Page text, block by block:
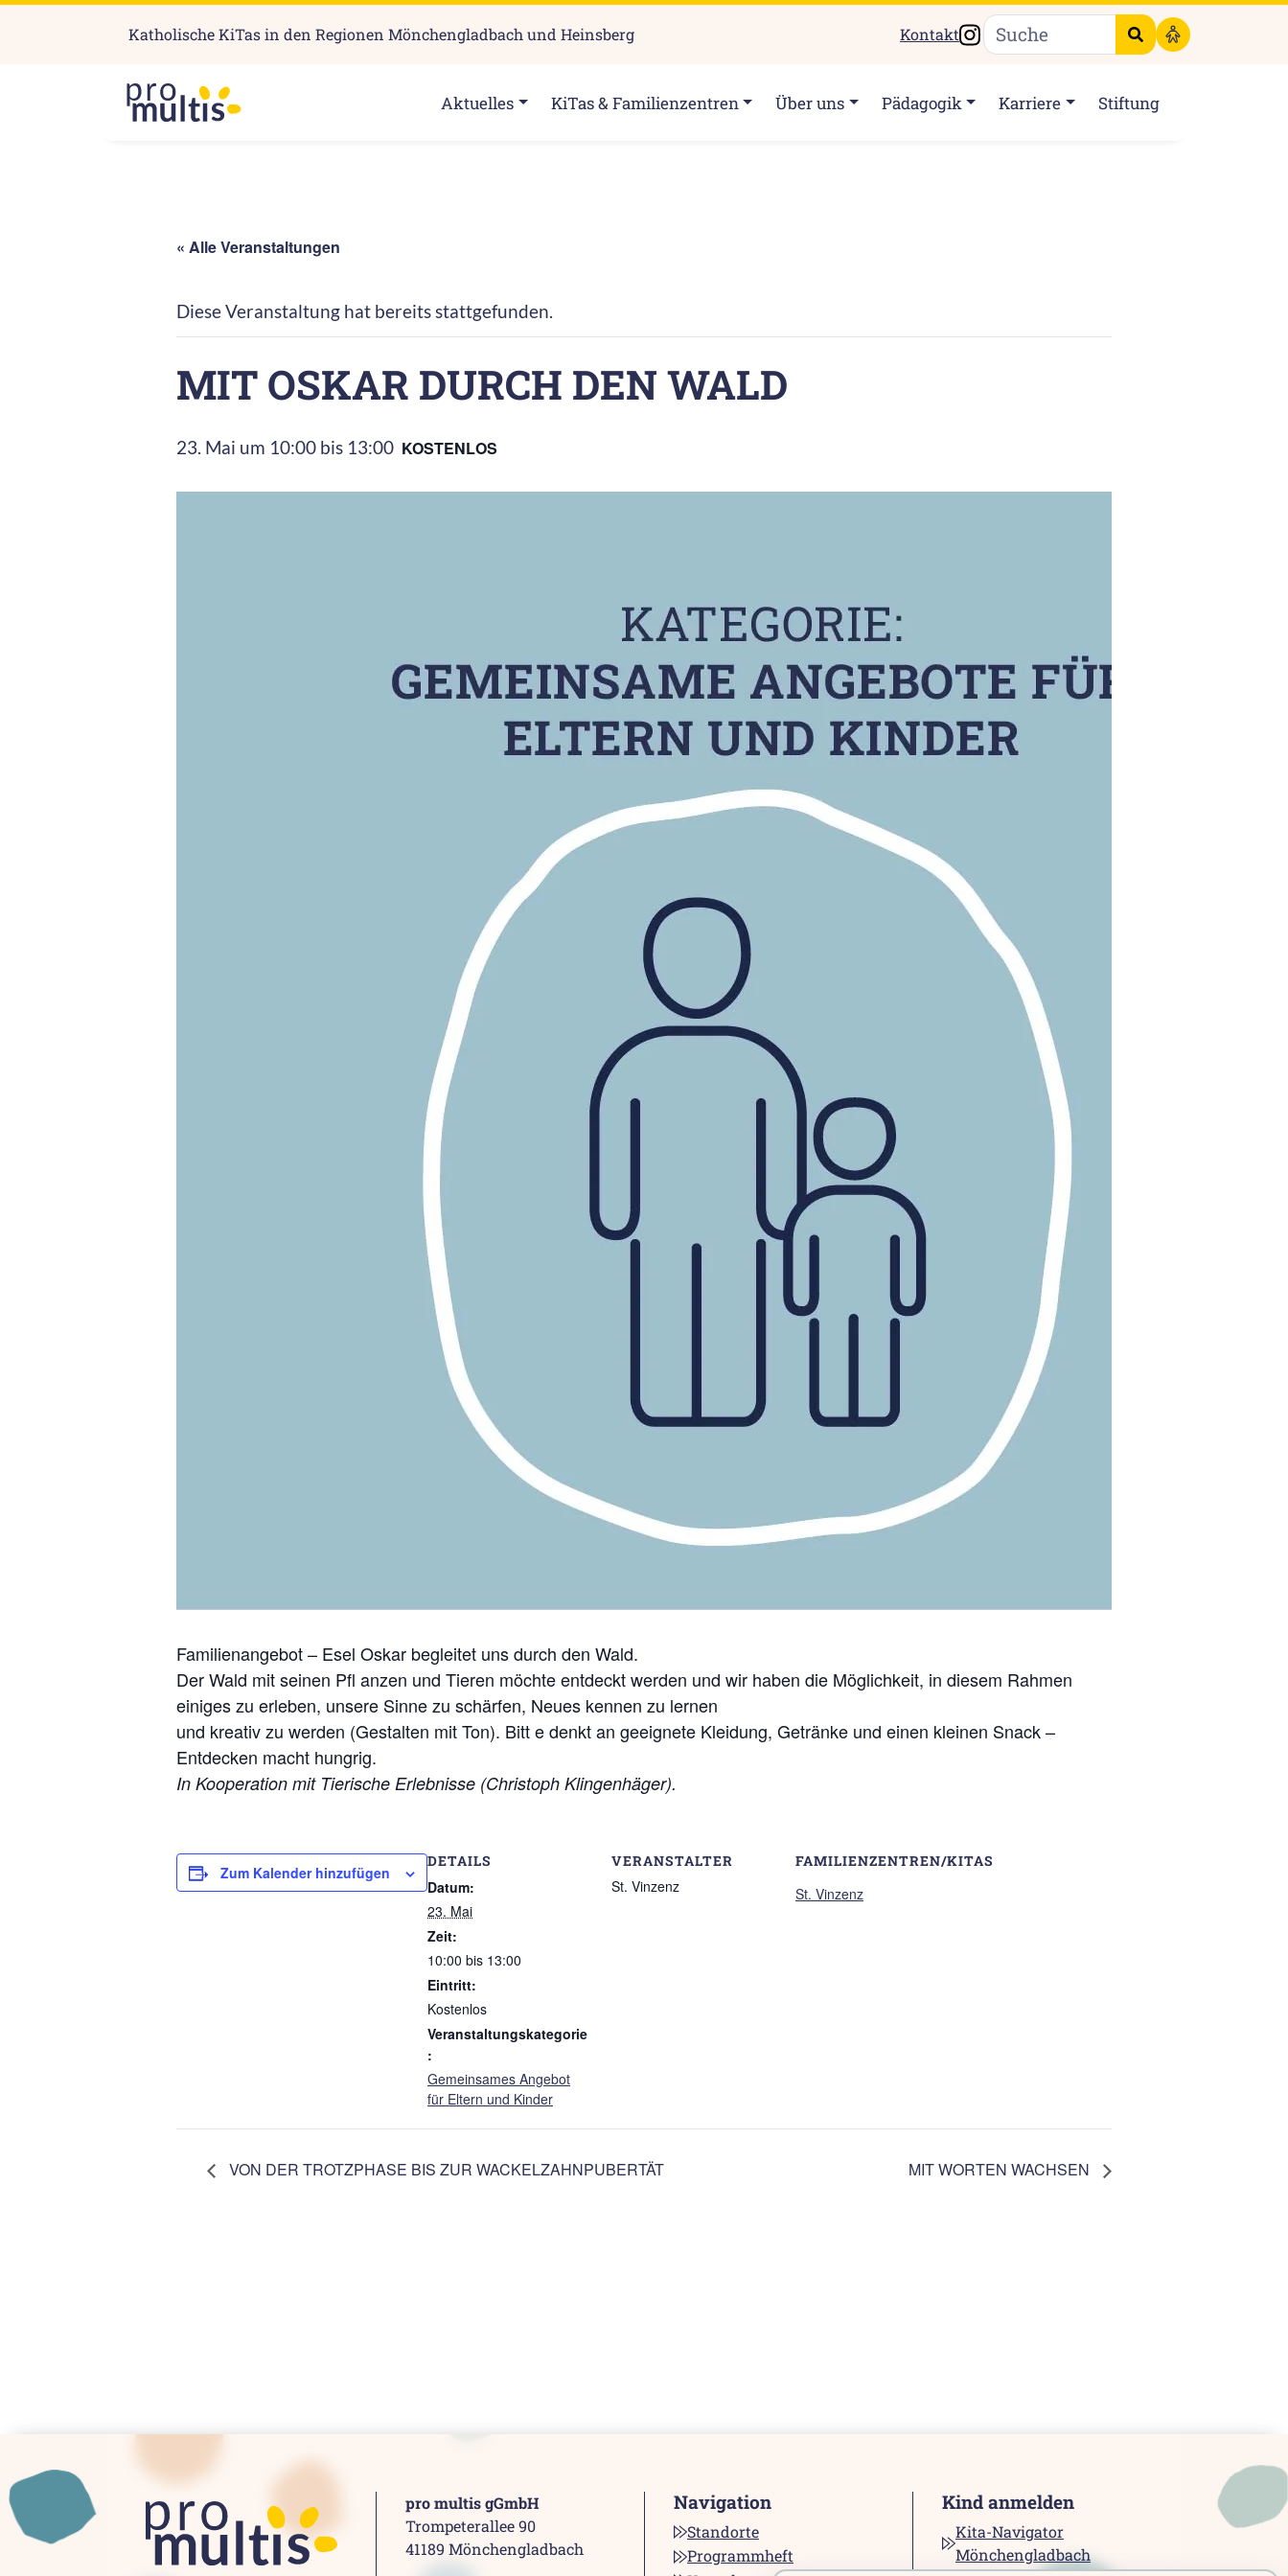
Katholische KiTas in den Regionen Mönchengladbach und Heinsberg Kontakt Instagram
Suche starten
Aktuelles KiTas & Familienzentren Über uns Pädagogik Karriere Stiftung
« Alle Veranstaltungen
Diese Veranstaltung hat bereits stattgefunden.
MIT OSKAR DURCH DEN WALD
23. Mai um 10:00 bis 13:00 KOSTENLOS
Familienangebot – Esel Oskar begleitet uns durch den Wald.
Der Wald mit seinen Pfl anzen und Tieren möchte entdeckt werden und wir haben die Möglichkeit, in diesem Rahmen
einiges zu erleben, unsere Sinne zu schärfen, Neues kennen zu lernen
und kreativ zu werden (Gestalten mit Ton). Bitt e denkt an geeignete Kleidung, Getränke und einen kleinen Snack –
Entdecken macht hungrig.
In Kooperation mit Tierische Erlebnisse (Christoph Klingenhäger).
Zum Kalender hinzufügen
DETAILS
Datum:
23. Mai
Zeit:
10:00 bis 13:00
Eintritt:
Kostenlos
Veranstaltungskategorie
:
Gemeinsames Angebot
für Eltern und Kinder
VERANSTALTER
St. Vinzenz
FAMILIENZENTREN/KITAS
St. Vinzenz
VON DER TROTZPHASE BIS ZUR WACKELZAHNPUBERTÄT MIT WORTEN WACHSEN
pro multis gGmbH
Trompeterallee 90
41189 Mönchengladbach
Navigation
Standorte
Programmheft
Kind anmelden
Kita-Navigator
Mönchengladbach